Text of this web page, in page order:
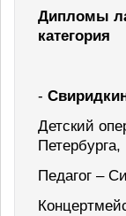
Дипломы
категория
-
Детский
Петербурга,
Педагог –